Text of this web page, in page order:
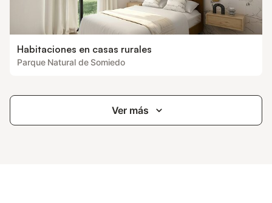
Habitaciones en casas rurales
Parque Natural de Somiedo
Ver más